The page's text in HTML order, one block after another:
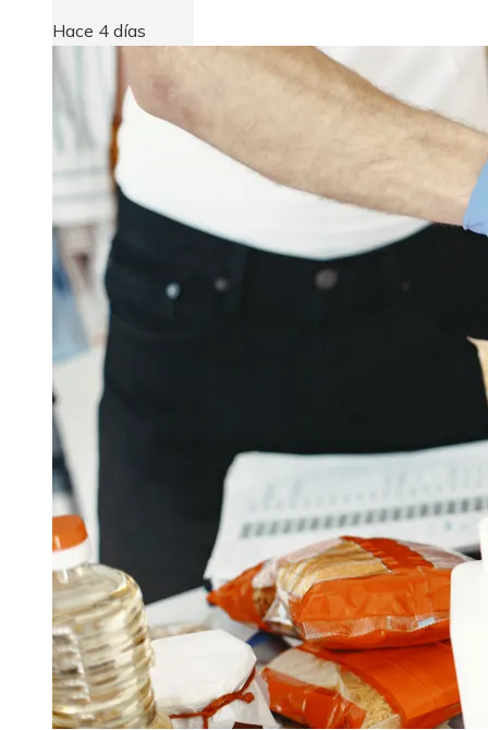
Hace 4 días